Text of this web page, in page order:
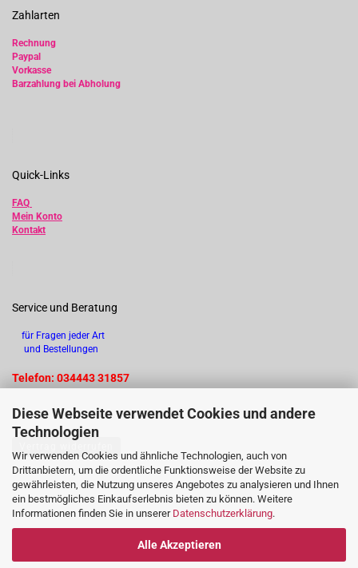
Diese Webseite verwendet Cookies und andere
Technologien
Wir verwenden Cookies und ähnliche Technologien, auch von
Drittanbietern, um die ordentliche Funktionsweise der Website zu
gewährleisten, die Nutzung unseres Angebotes zu analysieren und Ihnen
ein bestmögliches Einkaufserlebnis bieten zu können. Weitere
Informationen finden Sie in unserer Datenschutzerklärung.
Alle Akzeptieren
Zahlarten
Rechnung
Paypal
Vorkasse
Barzahlung bei Abholung
Quick-Links
FAQ
Mein Konto
Kontakt
Service und Beratung
für Fragen jeder Art
und Bestellungen
Telefon: 034443 31857